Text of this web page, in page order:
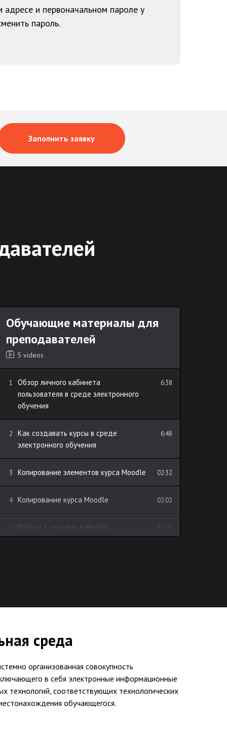
и первоначальном пароле у
пароль.
Заполнить заявку
Обучающие материалы для
преподавателей
5 videos
1
Обзор личного кабинета
пользователя в среде электронного
обучения
6:38
2
Как создавать курсы в среде
электронного обучения
6:48
3 Копирование элементов курса Moodle 02:32
4 Копирование курса Moodle 02:02
5 Работа с тестами в Moodle 36:38
среда
организованная совокупность
в себя электронные информационные
технологий, соответствующих технологических
обучающегося.